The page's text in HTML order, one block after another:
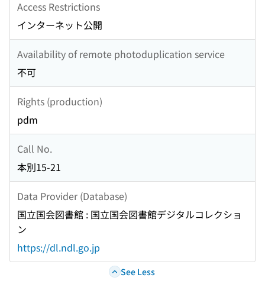
Access Restrictions
インターネット公開
Availability of remote photoduplication service
不可
Rights (production)
pdm
Call No.
本別15-21
Data Provider (Database)
国立国会図書館 : 国立国会図書館デジタルコレクショ
ン
https://dl.ndl.go.jp
See Less